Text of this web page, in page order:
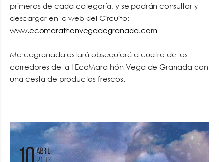
primeros de cada categoría, y se podrán consultar y
descargar en la web del Circuito:
www.ecomarathonvegadegranada.com
Mercagranada estará obsequiará a cuatro de los
corredores de la I EcoMarathón Vega de Granada con
una cesta de productos frescos.